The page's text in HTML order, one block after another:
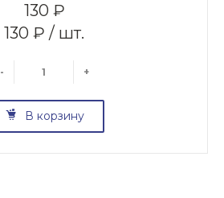
130 ₽
130 ₽ / шт.
- +
В корзину